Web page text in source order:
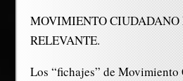
MOVIMIENTO CIUDADANO
RELEVANTE.
Los “fichajes” de Movimiento